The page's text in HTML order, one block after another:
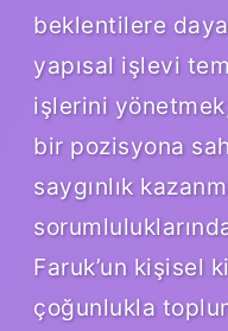
beklentilere
yapısal işlevi
işlerini
bir pozisyona
saygınlık
Faruk’un kişisel
çoğunlukla